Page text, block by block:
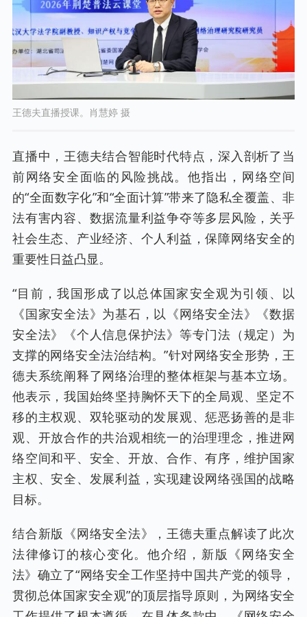
王德夫直播授课。肖慧婷 摄
直播中，王德夫结合智能时代特点，深入剖析了当
前网络安全面临的风险挑战。他指出，网络空间
的“全面数字化”和“全面计算”带来了隐私全覆盖、非
法有害内容、数据流量利益争夺等多层风险，关乎
社会生态、产业经济、个人利益，保障网络安全的
重要性日益凸显。
“目前，我国形成了以总体国家安全观为引领、以
《国家安全法》为基石，以《网络安全法》《数据
安全法》《个人信息保护法》等专门法（规定）为
支撑的网络安全法治结构。”针对网络安全形势，王
德夫系统阐释了网络治理的整体框架与基本立场。
他表示，我国始终坚持胸怀天下的全局观、坚定不
移的主权观、双轮驱动的发展观、惩恶扬善的是非
观、开放合作的共治观相统一的治理理念，推进网
络空间和平、安全、开放、合作、有序，维护国家
主权、安全、发展利益，实现建设网络强国的战略
目标。
结合新版《网络安全法》，王德夫重点解读了此次
法律修订的核心变化。他介绍，新版《网络安全
法》确立了“网络安全工作坚持中国共产党的领导，
贯彻总体国家安全观”的顶层指导原则，为网络安全